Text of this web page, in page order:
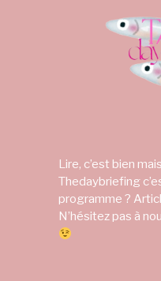
Lire, c’est bien
Thedaybriefing
programme ?
N’hésitez pas à